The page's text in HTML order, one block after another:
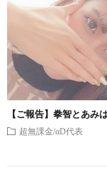
【ご報告】拳智とあみ
超無課金/αD代表